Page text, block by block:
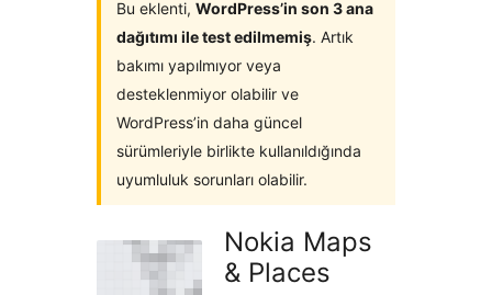
Bu eklenti, WordPress’in son 3 ana
dağıtımı ile test edilmemiş. Artık
bakımı yapılmıyor veya
desteklenmiyor olabilir ve
WordPress’in daha güncel
sürümleriyle birlikte kullanıldığında
uyumluluk sorunları olabilir.
Nokia Maps
& Places